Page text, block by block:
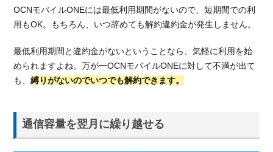
OCNモバイルONEには最低利用期間がないので、短期間での利
用もOK。もちろん、いつ辞めても解約違約金が発生しません。
最低利用期間と違約金がないということなら、気軽に利用を始
められますよね。万が一OCNモバイルONEに対して不満が出て
も、縛りがないのでいつでも解約できます。
通信容量を翌月に繰り越せる